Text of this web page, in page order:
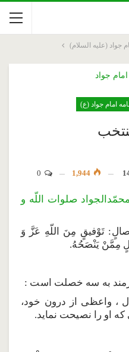
جواد (علیه السلام)
امام جواد (ع)
محمّدالجواد صلوات اللّه و
تَوْفيقٍ مِنَ اللّهِ عَزَّ وَ
مِمَّنْ يَنْصَحُهُ.
به سه خصلت است :
، واعظى از درون خود،
او را نصيحت نمايد.